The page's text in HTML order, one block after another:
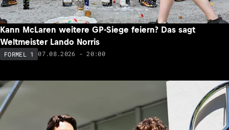
Kann McLaren weitere GP-Siege feiern? Das sagt
Weltmeister Lando Norris
FORMEL 1 07.08.2026 - 20:00